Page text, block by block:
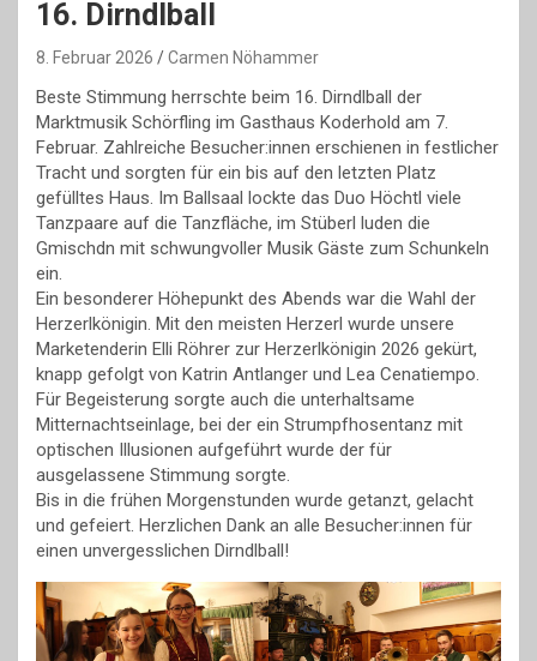
16. Dirndlball
8. Februar 2026 Carmen Nöhammer
Beste Stimmung herrschte beim 16. Dirndlball der
Marktmusik Schörfling im Gasthaus Koderhold am 7.
Februar. Zahlreiche Besucher:innen erschienen in festlicher
Tracht und sorgten für ein bis auf den letzten Platz
gefülltes Haus. Im Ballsaal lockte das Duo Höchtl viele
Tanzpaare auf die Tanzfläche, im Stüberl luden die
Gmischdn mit schwungvoller Musik Gäste zum Schunkeln
ein.
Ein besonderer Höhepunkt des Abends war die Wahl der
Herzerlkönigin. Mit den meisten Herzerl wurde unsere
Marketenderin Elli Röhrer zur Herzerlkönigin 2026 gekürt,
knapp gefolgt von Katrin Antlanger und Lea Cenatiempo.
Für Begeisterung sorgte auch die unterhaltsame
Mitternachtseinlage, bei der ein Strumpfhosentanz mit
optischen Illusionen aufgeführt wurde der für
ausgelassene Stimmung sorgte.
Bis in die frühen Morgenstunden wurde getanzt, gelacht
und gefeiert. Herzlichen Dank an alle Besucher:innen für
einen unvergesslichen Dirndlball!